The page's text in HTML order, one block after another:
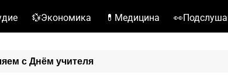
💱Экономика 💊Медицина
с Днём учителя